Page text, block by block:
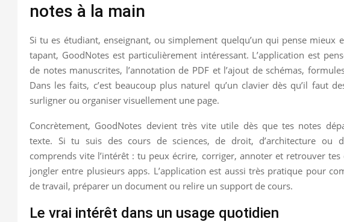
notes à la main
Si tu es étudiant, enseignant, ou simplement quelqu’un qui pense mieux
tapant, GoodNotes est particulièrement intéressant. L’application est
de notes manuscrites, l’annotation de PDF et l’ajout de schémas,
Dans les faits, c’est beaucoup plus naturel qu’un clavier dès qu’il faut
surligner ou organiser visuellement une page.
Concrètement, GoodNotes devient très vite utile dès que tes notes
texte. Si tu suis des cours de sciences, de droit, d’architecture ou
comprends vite l’intérêt : tu peux écrire, corriger, annoter et retrouver tes
jongler entre plusieurs apps. L’application est aussi très pratique pour
de travail, préparer un document ou relire un support de cours.
Le vrai intérêt dans un usage quotidien